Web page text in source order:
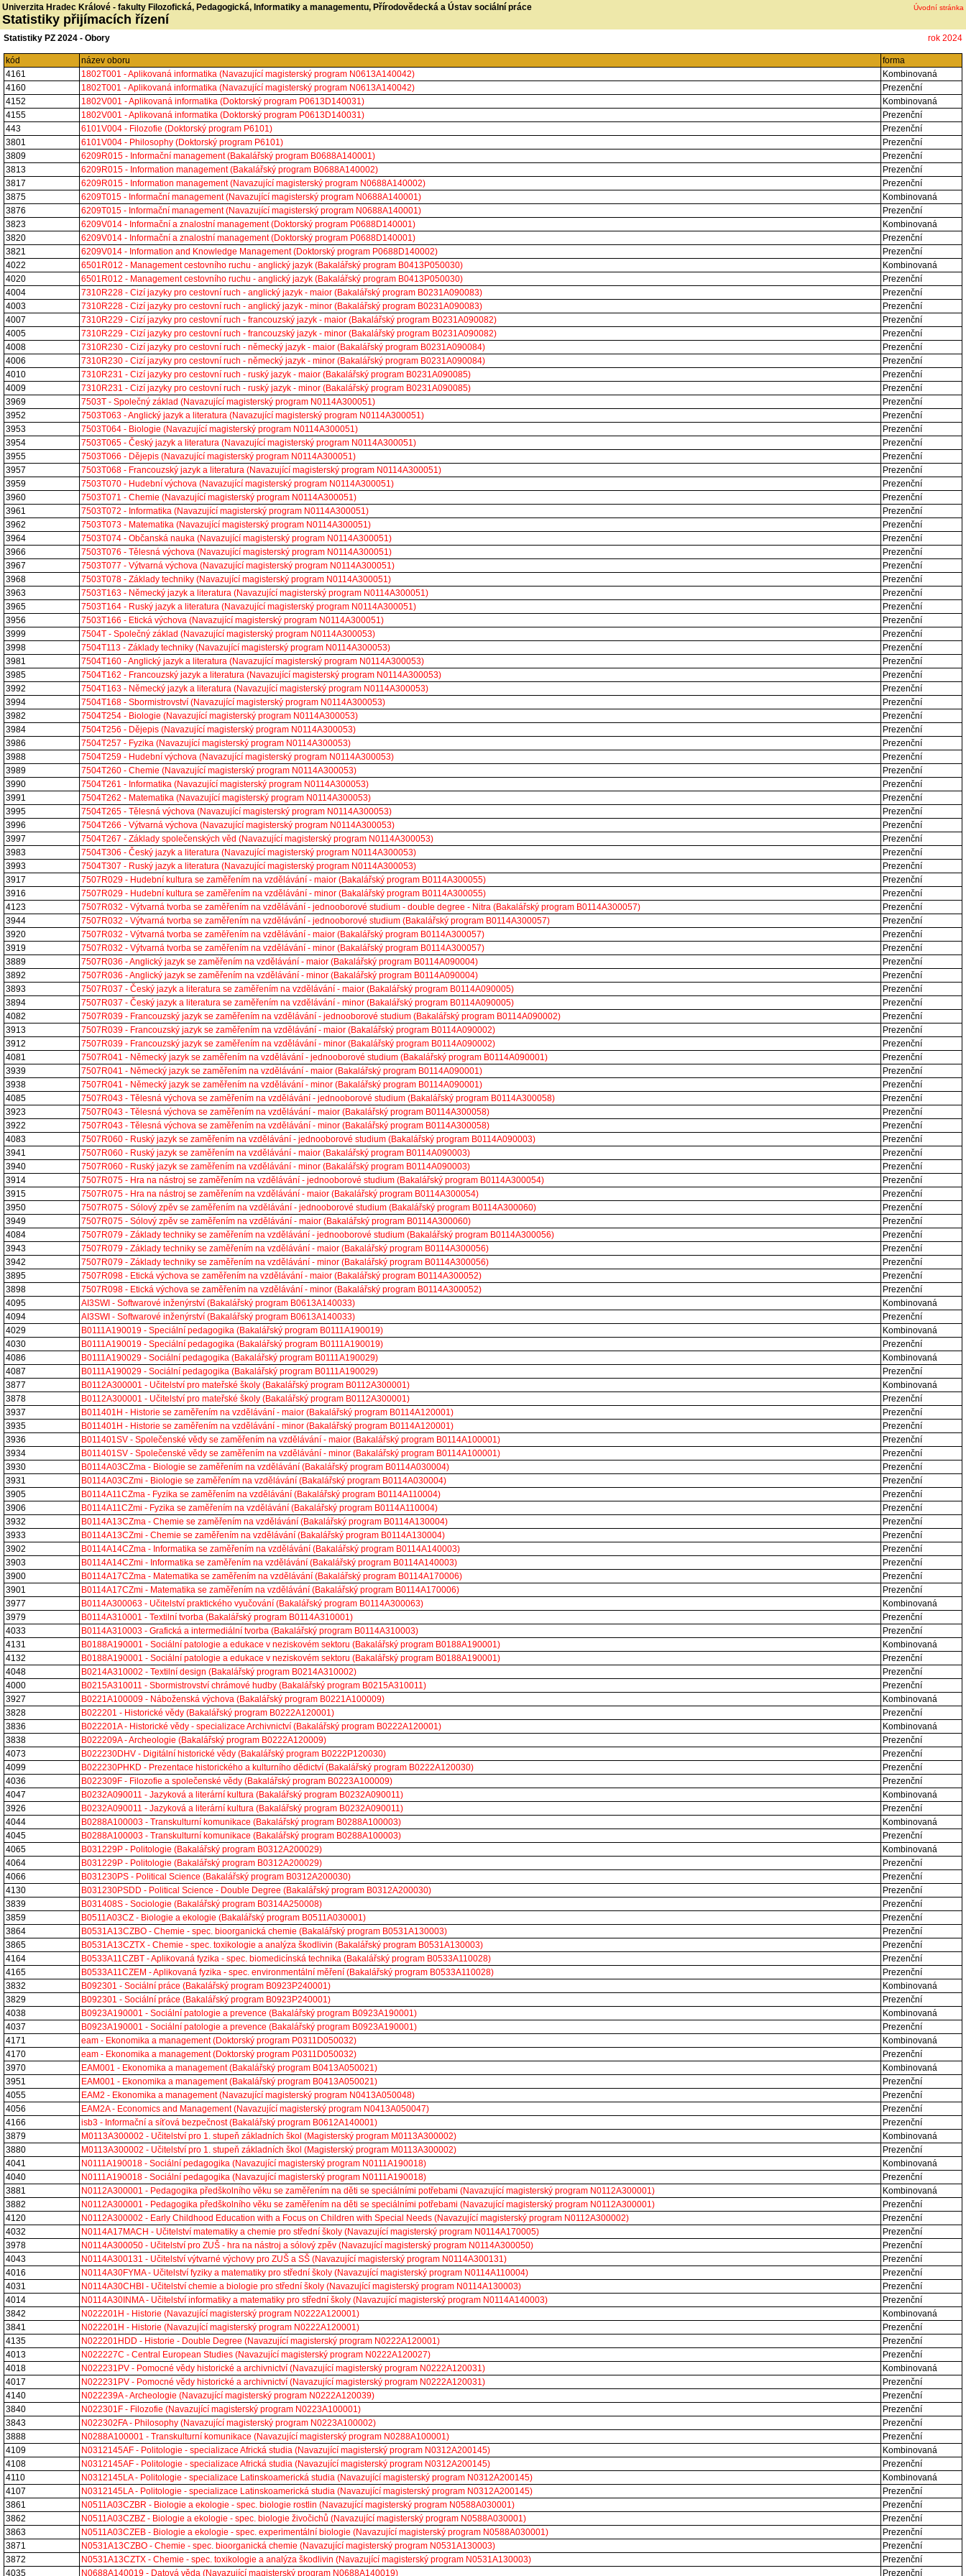
Univerzita Hradec Králové - fakulty Filozofická, Pedagogická, Informatiky a managementu, Přírodovědecká a Ústav sociální práce
Statistiky přijímacích řízení
Úvodní stránka
rok 2024
Statistiky PZ 2024 - Obory
kód název oboru
forma
4161
1802T001 - Aplikovaná informatika (Navazující magisterský program N0613A140042)
Kombinovaná
4160
1802T001 - Aplikovaná informatika (Navazující magisterský program N0613A140042)
Prezenční
4152
1802V001 - Aplikovaná informatika (Doktorský program P0613D140031)
Kombinovaná
4155
1802V001 - Aplikovaná informatika (Doktorský program P0613D140031)
Prezenční
443
6101V004 - Filozofie (Doktorský program P6101)
Prezenční
3801
6101V004 - Philosophy (Doktorský program P6101)
Prezenční
3809
6209R015 - Informační management (Bakalářský program B0688A140001)
Prezenční
3813
6209R015 - Information management (Bakalářský program B0688A140002)
Prezenční
3817
6209R015 - Information management (Navazující magisterský program N0688A140002)
Prezenční
3875
6209T015 - Informační management (Navazující magisterský program N0688A140001)
Kombinovaná
3876
6209T015 - Informační management (Navazující magisterský program N0688A140001)
Prezenční
3823
6209V014 - Informační a znalostní management (Doktorský program P0688D140001)
Kombinovaná
3820
6209V014 - Informační a znalostní management (Doktorský program P0688D140001)
Prezenční
3821
6209V014 - Information and Knowledge Management (Doktorský program P0688D140002)
Prezenční
4022
6501R012 - Management cestovního ruchu - anglický jazyk (Bakalářský program B0413P050030)
Kombinovaná
4020
6501R012 - Management cestovního ruchu - anglický jazyk (Bakalářský program B0413P050030)
Prezenční
4004
7310R228 - Cizí jazyky pro cestovní ruch - anglický jazyk - maior (Bakalářský program B0231A090083)
Prezenční
4003
7310R228 - Cizí jazyky pro cestovní ruch - anglický jazyk - minor (Bakalářský program B0231A090083)
Prezenční
4007
7310R229 - Cizí jazyky pro cestovní ruch - francouzský jazyk - maior (Bakalářský program B0231A090082)
Prezenční
4005
7310R229 - Cizí jazyky pro cestovní ruch - francouzský jazyk - minor (Bakalářský program B0231A090082)
Prezenční
4008
7310R230 - Cizí jazyky pro cestovní ruch - německý jazyk - maior (Bakalářský program B0231A090084)
Prezenční
4006
7310R230 - Cizí jazyky pro cestovní ruch - německý jazyk - minor (Bakalářský program B0231A090084)
Prezenční
4010
7310R231 - Cizí jazyky pro cestovní ruch - ruský jazyk - maior (Bakalářský program B0231A090085)
Prezenční
4009
7310R231 - Cizí jazyky pro cestovní ruch - ruský jazyk - minor (Bakalářský program B0231A090085)
Prezenční
3969
7503T - Společný základ (Navazující magisterský program N0114A300051)
Prezenční
3952
7503T063 - Anglický jazyk a literatura (Navazující magisterský program N0114A300051)
Prezenční
3953
7503T064 - Biologie (Navazující magisterský program N0114A300051)
Prezenční
3954
7503T065 - Český jazyk a literatura (Navazující magisterský program N0114A300051)
Prezenční
3955
7503T066 - Dějepis (Navazující magisterský program N0114A300051)
Prezenční
3957
7503T068 - Francouzský jazyk a literatura (Navazující magisterský program N0114A300051)
Prezenční
3959
7503T070 - Hudební výchova (Navazující magisterský program N0114A300051)
Prezenční
3960
7503T071 - Chemie (Navazující magisterský program N0114A300051)
Prezenční
3961
7503T072 - Informatika (Navazující magisterský program N0114A300051)
Prezenční
3962
7503T073 - Matematika (Navazující magisterský program N0114A300051)
Prezenční
3964
7503T074 - Občanská nauka (Navazující magisterský program N0114A300051)
Prezenční
3966
7503T076 - Tělesná výchova (Navazující magisterský program N0114A300051)
Prezenční
3967
7503T077 - Výtvarná výchova (Navazující magisterský program N0114A300051)
Prezenční
3968
7503T078 - Základy techniky (Navazující magisterský program N0114A300051)
Prezenční
3963
7503T163 - Německý jazyk a literatura (Navazující magisterský program N0114A300051)
Prezenční
3965
7503T164 - Ruský jazyk a literatura (Navazující magisterský program N0114A300051)
Prezenční
3956
7503T166 - Etická výchova (Navazující magisterský program N0114A300051)
Prezenční
3999
7504T - Společný základ (Navazující magisterský program N0114A300053)
Prezenční
3998
7504T113 - Základy techniky (Navazující magisterský program N0114A300053)
Prezenční
3981
7504T160 - Anglický jazyk a literatura (Navazující magisterský program N0114A300053)
Prezenční
3985
7504T162 - Francouzský jazyk a literatura (Navazující magisterský program N0114A300053)
Prezenční
3992
7504T163 - Německý jazyk a literatura (Navazující magisterský program N0114A300053)
Prezenční
3994
7504T168 - Sbormistrovství (Navazující magisterský program N0114A300053)
Prezenční
3982
7504T254 - Biologie (Navazující magisterský program N0114A300053)
Prezenční
3984
7504T256 - Dějepis (Navazující magisterský program N0114A300053)
Prezenční
3986
7504T257 - Fyzika (Navazující magisterský program N0114A300053)
Prezenční
3988
7504T259 - Hudební výchova (Navazující magisterský program N0114A300053)
Prezenční
3989
7504T260 - Chemie (Navazující magisterský program N0114A300053)
Prezenční
3990
7504T261 - Informatika (Navazující magisterský program N0114A300053)
Prezenční
3991
7504T262 - Matematika (Navazující magisterský program N0114A300053)
Prezenční
3995
7504T265 - Tělesná výchova (Navazující magisterský program N0114A300053)
Prezenční
3996
7504T266 - Výtvarná výchova (Navazující magisterský program N0114A300053)
Prezenční
3997
7504T267 - Základy společenských věd (Navazující magisterský program N0114A300053)
Prezenční
3983
7504T306 - Český jazyk a literatura (Navazující magisterský program N0114A300053)
Prezenční
3993
7504T307 - Ruský jazyk a literatura (Navazující magisterský program N0114A300053)
Prezenční
3917
7507R029 - Hudební kultura se zaměřením na vzdělávání - maior (Bakalářský program B0114A300055)
Prezenční
3916
7507R029 - Hudební kultura se zaměřením na vzdělávání - minor (Bakalářský program B0114A300055)
Prezenční
4123
7507R032 - Výtvarná tvorba se zaměřením na vzdělávání - jednooborové studium - double degree - Nitra (Bakalářský program B0114A300057)
Prezenční
3944
7507R032 - Výtvarná tvorba se zaměřením na vzdělávání - jednooborové studium (Bakalářský program B0114A300057)
Prezenční
3920
7507R032 - Výtvarná tvorba se zaměřením na vzdělávání - maior (Bakalářský program B0114A300057)
Prezenční
3919
7507R032 - Výtvarná tvorba se zaměřením na vzdělávání - minor (Bakalářský program B0114A300057)
Prezenční
3889
7507R036 - Anglický jazyk se zaměřením na vzdělávání - maior (Bakalářský program B0114A090004)
Prezenční
3892
7507R036 - Anglický jazyk se zaměřením na vzdělávání - minor (Bakalářský program B0114A090004)
Prezenční
3893
7507R037 - Český jazyk a literatura se zaměřením na vzdělávání - maior (Bakalářský program B0114A090005)
Prezenční
3894
7507R037 - Český jazyk a literatura se zaměřením na vzdělávání - minor (Bakalářský program B0114A090005)
Prezenční
4082
7507R039 - Francouzský jazyk se zaměřením na vzdělávání - jednooborové studium (Bakalářský program B0114A090002)
Prezenční
3913
7507R039 - Francouzský jazyk se zaměřením na vzdělávání - maior (Bakalářský program B0114A090002)
Prezenční
3912
7507R039 - Francouzský jazyk se zaměřením na vzdělávání - minor (Bakalářský program B0114A090002)
Prezenční
4081
7507R041 - Německý jazyk se zaměřením na vzdělávání - jednooborové studium (Bakalářský program B0114A090001)
Prezenční
3939
7507R041 - Německý jazyk se zaměřením na vzdělávání - maior (Bakalářský program B0114A090001)
Prezenční
3938
7507R041 - Německý jazyk se zaměřením na vzdělávání - minor (Bakalářský program B0114A090001)
Prezenční
4085
7507R043 - Tělesná výchova se zaměřením na vzdělávání - jednooborové studium (Bakalářský program B0114A300058)
Prezenční
3923
7507R043 - Tělesná výchova se zaměřením na vzdělávání - maior (Bakalářský program B0114A300058)
Prezenční
3922
7507R043 - Tělesná výchova se zaměřením na vzdělávání - minor (Bakalářský program B0114A300058)
Prezenční
4083
7507R060 - Ruský jazyk se zaměřením na vzdělávání - jednooborové studium (Bakalářský program B0114A090003)
Prezenční
3941
7507R060 - Ruský jazyk se zaměřením na vzdělávání - maior (Bakalářský program B0114A090003)
Prezenční
3940
7507R060 - Ruský jazyk se zaměřením na vzdělávání - minor (Bakalářský program B0114A090003)
Prezenční
3914
7507R075 - Hra na nástroj se zaměřením na vzdělávání - jednooborové studium (Bakalářský program B0114A300054)
Prezenční
3915
7507R075 - Hra na nástroj se zaměřením na vzdělávání - maior (Bakalářský program B0114A300054)
Prezenční
3950
7507R075 - Sólový zpěv se zaměřením na vzdělávání - jednooborové studium (Bakalářský program B0114A300060)
Prezenční
3949
7507R075 - Sólový zpěv se zaměřením na vzdělávání - maior (Bakalářský program B0114A300060)
Prezenční
4084
7507R079 - Základy techniky se zaměřením na vzdělávání - jednooborové studium (Bakalářský program B0114A300056)
Prezenční
3943
7507R079 - Základy techniky se zaměřením na vzdělávání - maior (Bakalářský program B0114A300056)
Prezenční
3942
7507R079 - Základy techniky se zaměřením na vzdělávání - minor (Bakalářský program B0114A300056)
Prezenční
3895
7507R098 - Etická výchova se zaměřením na vzdělávání - maior (Bakalářský program B0114A300052)
Prezenční
3898
7507R098 - Etická výchova se zaměřením na vzdělávání - minor (Bakalářský program B0114A300052)
Prezenční
4095
AI3SWI - Softwarové inženýrství (Bakalářský program B0613A140033)
Kombinovaná
4094
AI3SWI - Softwarové inženýrství (Bakalářský program B0613A140033)
Prezenční
4029
B0111A190019 - Speciální pedagogika (Bakalářský program B0111A190019)
Kombinovaná
4030
B0111A190019 - Speciální pedagogika (Bakalářský program B0111A190019)
Prezenční
4086
B0111A190029 - Sociální pedagogika (Bakalářský program B0111A190029)
Kombinovaná
4087
B0111A190029 - Sociální pedagogika (Bakalářský program B0111A190029)
Prezenční
3877
B0112A300001 - Učitelství pro mateřské školy (Bakalářský program B0112A300001)
Kombinovaná
3878
B0112A300001 - Učitelství pro mateřské školy (Bakalářský program B0112A300001)
Prezenční
3937
B011401H - Historie se zaměřením na vzdělávání - maior (Bakalářský program B0114A120001)
Prezenční
3935
B011401H - Historie se zaměřením na vzdělávání - minor (Bakalářský program B0114A120001)
Prezenční
3936
B011401SV - Společenské vědy se zaměřením na vzdělávání - maior (Bakalářský program B0114A100001)
Prezenční
3934
B011401SV - Společenské vědy se zaměřením na vzdělávání - minor (Bakalářský program B0114A100001)
Prezenční
3930
B0114A03CZma - Biologie se zaměřením na vzdělávání (Bakalářský program B0114A030004)
Prezenční
3931
B0114A03CZmi - Biologie se zaměřením na vzdělávání (Bakalářský program B0114A030004)
Prezenční
3905
B0114A11CZma - Fyzika se zaměřením na vzdělávání (Bakalářský program B0114A110004)
Prezenční
3906
B0114A11CZmi - Fyzika se zaměřením na vzdělávání (Bakalářský program B0114A110004)
Prezenční
3932
B0114A13CZma - Chemie se zaměřením na vzdělávání (Bakalářský program B0114A130004)
Prezenční
3933
B0114A13CZmi - Chemie se zaměřením na vzdělávání (Bakalářský program B0114A130004)
Prezenční
3902
B0114A14CZma - Informatika se zaměřením na vzdělávání (Bakalářský program B0114A140003)
Prezenční
3903
B0114A14CZmi - Informatika se zaměřením na vzdělávání (Bakalářský program B0114A140003)
Prezenční
3900
B0114A17CZma - Matematika se zaměřením na vzdělávání (Bakalářský program B0114A170006)
Prezenční
3901
B0114A17CZmi - Matematika se zaměřením na vzdělávání (Bakalářský program B0114A170006)
Prezenční
3977
B0114A300063 - Učitelství praktického vyučování (Bakalářský program B0114A300063)
Kombinovaná
3979
B0114A310001 - Textilní tvorba (Bakalářský program B0114A310001)
Prezenční
4033
B0114A310003 - Grafická a intermediální tvorba (Bakalářský program B0114A310003)
Prezenční
4131
B0188A190001 - Sociální patologie a edukace v neziskovém sektoru (Bakalářský program B0188A190001)
Kombinovaná
4132
B0188A190001 - Sociální patologie a edukace v neziskovém sektoru (Bakalářský program B0188A190001)
Prezenční
4048
B0214A310002 - Textilní design (Bakalářský program B0214A310002)
Prezenční
4000
B0215A310011 - Sbormistrovství chrámové hudby (Bakalářský program B0215A310011)
Prezenční
3927
B0221A100009 - Náboženská výchova (Bakalářský program B0221A100009)
Kombinovaná
3828
B022201 - Historické vědy (Bakalářský program B0222A120001)
Prezenční
3836
B022201A - Historické vědy - specializace Archivnictví (Bakalářský program B0222A120001)
Kombinovaná
3838
B022209A - Archeologie (Bakalářský program B0222A120009)
Prezenční
4073
B022230DHV - Digitální historické vědy (Bakalářský program B0222P120030)
Prezenční
4099
B022230PHKD - Prezentace historického a kulturního dědictví (Bakalářský program B0222A120030)
Prezenční
4036
B022309F - Filozofie a společenské vědy (Bakalářský program B0223A100009)
Prezenční
4047
B0232A090011 - Jazyková a literární kultura (Bakalářský program B0232A090011)
Kombinovaná
3926
B0232A090011 - Jazyková a literární kultura (Bakalářský program B0232A090011)
Prezenční
4044
B0288A100003 - Transkulturní komunikace (Bakalářský program B0288A100003)
Kombinovaná
4045
B0288A100003 - Transkulturní komunikace (Bakalářský program B0288A100003)
Prezenční
4065
B031229P - Politologie (Bakalářský program B0312A200029)
Kombinovaná
4064
B031229P - Politologie (Bakalářský program B0312A200029)
Prezenční
4066
B031230PS - Political Science (Bakalářský program B0312A200030)
Prezenční
4130
B031230PSDD - Political Science - Double Degree (Bakalářský program B0312A200030)
Prezenční
3839
B031408S - Sociologie (Bakalářský program B0314A250008)
Prezenční
3859
B0511A03CZ - Biologie a ekologie (Bakalářský program B0511A030001)
Prezenční
3864
B0531A13CZBO - Chemie - spec. bioorganická chemie (Bakalářský program B0531A130003)
Prezenční
3865
B0531A13CZTX - Chemie - spec. toxikologie a analýza škodlivin (Bakalářský program B0531A130003)
Prezenční
4164
B0533A11CZBT - Aplikovaná fyzika - spec. biomedicínská technika (Bakalářský program B0533A110028)
Prezenční
4165
B0533A11CZEM - Aplikovaná fyzika - spec. environmentální měření (Bakalářský program B0533A110028)
Prezenční
3832
B092301 - Sociální práce (Bakalářský program B0923P240001)
Kombinovaná
3829
B092301 - Sociální práce (Bakalářský program B0923P240001)
Prezenční
4038
B0923A190001 - Sociální patologie a prevence (Bakalářský program B0923A190001)
Kombinovaná
4037
B0923A190001 - Sociální patologie a prevence (Bakalářský program B0923A190001)
Prezenční
4171
eam - Ekonomika a management (Doktorský program P0311D050032)
Kombinovaná
4170
eam - Ekonomika a management (Doktorský program P0311D050032)
Prezenční
3970
EAM001 - Ekonomika a management (Bakalářský program B0413A050021)
Kombinovaná
3951
EAM001 - Ekonomika a management (Bakalářský program B0413A050021)
Prezenční
4055
EAM2 - Ekonomika a management (Navazující magisterský program N0413A050048)
Prezenční
4056
EAM2A - Economics and Management (Navazující magisterský program N0413A050047)
Prezenční
4166
isb3 - Informační a síťová bezpečnost (Bakalářský program B0612A140001)
Prezenční
3879
M0113A300002 - Učitelství pro 1. stupeň základních škol (Magisterský program M0113A300002)
Kombinovaná
3880
M0113A300002 - Učitelství pro 1. stupeň základních škol (Magisterský program M0113A300002)
Prezenční
4041
N0111A190018 - Sociální pedagogika (Navazující magisterský program N0111A190018)
Kombinovaná
4040
N0111A190018 - Sociální pedagogika (Navazující magisterský program N0111A190018)
Prezenční
3881
N0112A300001 - Pedagogika předškolního věku se zaměřením na děti se speciálními potřebami (Navazující magisterský program N0112A300001)
Kombinovaná
3882
N0112A300001 - Pedagogika předškolního věku se zaměřením na děti se speciálními potřebami (Navazující magisterský program N0112A300001)
Prezenční
4120
N0112A300002 - Early Childhood Education with a Focus on Children with Special Needs (Navazující magisterský program N0112A300002)
Prezenční
4032
N0114A17MACH - Učitelství matematiky a chemie pro střední školy (Navazující magisterský program N0114A170005)
Prezenční
3978
N0114A300050 - Učitelství pro ZUŠ - hra na nástroj a sólový zpěv (Navazující magisterský program N0114A300050)
Prezenční
4043
N0114A300131 - Učitelství výtvarné výchovy pro ZUŠ a SŠ (Navazující magisterský program N0114A300131)
Prezenční
4016
N0114A30FYMA - Učitelství fyziky a matematiky pro střední školy (Navazující magisterský program N0114A110004)
Prezenční
4031
N0114A30CHBI - Učitelství chemie a biologie pro střední školy (Navazující magisterský program N0114A130003)
Prezenční
4014
N0114A30INMA - Učitelství informatiky a matematiky pro střední školy (Navazující magisterský program N0114A140003)
Prezenční
3842
N022201H - Historie (Navazující magisterský program N0222A120001)
Kombinovaná
3841
N022201H - Historie (Navazující magisterský program N0222A120001)
Prezenční
4135
N022201HDD - Historie - Double Degree (Navazující magisterský program N0222A120001)
Prezenční
4013
N022227C - Central European Studies (Navazující magisterský program N0222A120027)
Prezenční
4018
N022231PV - Pomocné vědy historické a archivnictví (Navazující magisterský program N0222A120031)
Kombinovaná
4017
N022231PV - Pomocné vědy historické a archivnictví (Navazující magisterský program N0222A120031)
Prezenční
4140
N022239A - Archeologie (Navazující magisterský program N0222A120039)
Prezenční
3840
N022301F - Filozofie (Navazující magisterský program N0223A100001)
Prezenční
3843
N022302FA - Philosophy (Navazující magisterský program N0223A100002)
Prezenční
3888
N0288A100001 - Transkulturní komunikace (Navazující magisterský program N0288A100001)
Prezenční
4109
N0312145AF - Politologie - specializace Africká studia (Navazující magisterský program N0312A200145)
Kombinovaná
4108
N0312145AF - Politologie - specializace Africká studia (Navazující magisterský program N0312A200145)
Prezenční
4110
N0312145LA - Politologie - specializace Latinskoamerická studia (Navazující magisterský program N0312A200145)
Kombinovaná
4107
N0312145LA - Politologie - specializace Latinskoamerická studia (Navazující magisterský program N0312A200145)
Prezenční
3861
N0511A03CZBR - Biologie a ekologie - spec. biologie rostlin (Navazující magisterský program N0588A030001)
Prezenční
3862
N0511A03CZBZ - Biologie a ekologie - spec. biologie živočichů (Navazující magisterský program N0588A030001)
Prezenční
3863
N0511A03CZEB - Biologie a ekologie - spec. experimentální biologie (Navazující magisterský program N0588A030001)
Prezenční
3871
N0531A13CZBO - Chemie - spec. bioorganická chemie (Navazující magisterský program N0531A130003)
Prezenční
3872
N0531A13CZTX - Chemie - spec. toxikologie a analýza škodlivin (Navazující magisterský program N0531A130003)
Prezenční
4035
N0688A140019 - Datová věda (Navazující magisterský program N0688A140019) Prezenční